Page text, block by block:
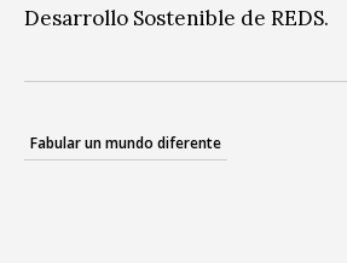
Desarrollo Sostenible de REDS.
Fabular un mundo diferente